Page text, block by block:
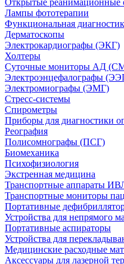
Открытые реанимационные
Лампы фототерапии
Функциональная
Дерматоскопы
Электрокардиографы (ЭКГ)
Холтеры
Суточные мониторы АД
Электроэнцефалографы
Электромиографы (ЭМГ)
Стресс-системы
Спирометры
Приборы для диагностики
Реография
Полисомнографы (ПСГ)
Биомеханика
Психофизиология
Экстренная медицина
Транспортные аппараты
Транспортные мониторы
Портативные
Устройства для непрямого
Портативные аспираторы
Устройства для
Медицинские расходные
Аксессуары для лазерной